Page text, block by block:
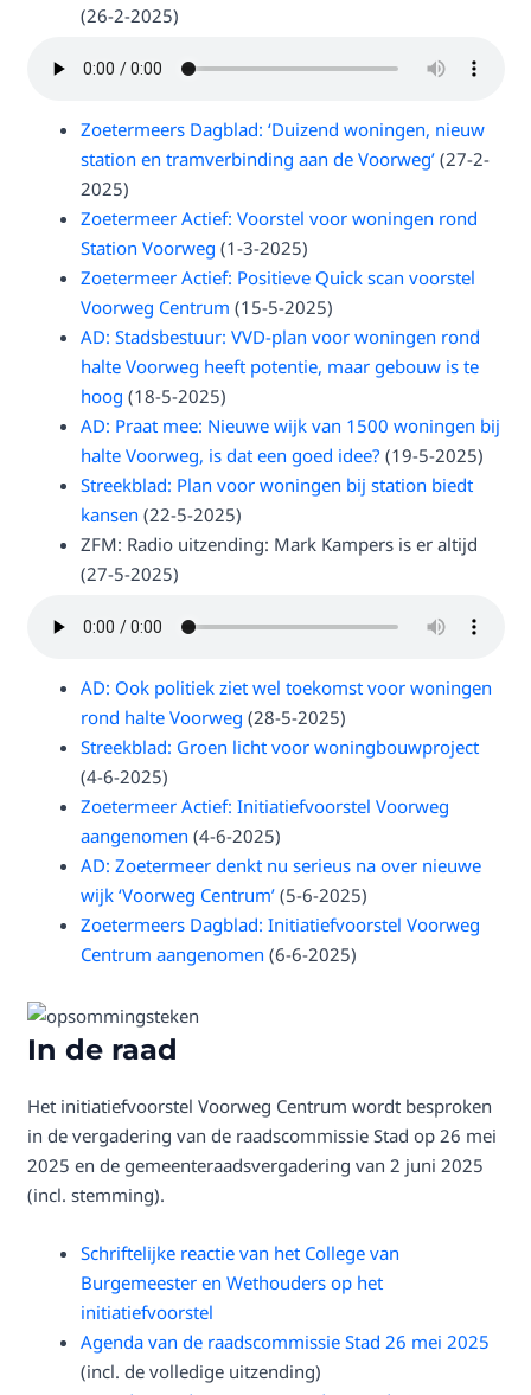
(26-2-2025)
Zoetermeers Dagblad: ‘Duizend woningen, nieuw
station en tramverbinding aan de Voorweg’ (27-2-
2025)
Zoetermeer Actief: Voorstel voor woningen rond
Station Voorweg (1-3-2025)
Zoetermeer Actief: Positieve Quick scan voorstel
Voorweg Centrum (15-5-2025)
AD: Stadsbestuur: VVD-plan voor woningen rond
halte Voorweg heeft potentie, maar gebouw is te
hoog (18-5-2025)
AD: Praat mee: Nieuwe wijk van 1500 woningen bij
halte Voorweg, is dat een goed idee? (19-5-2025)
Streekblad: Plan voor woningen bij station biedt
kansen (22-5-2025)
ZFM: Radio uitzending: Mark Kampers is er altijd
(27-5-2025)
AD: Ook politiek ziet wel toekomst voor woningen
rond halte Voorweg (28-5-2025)
Streekblad: Groen licht voor woningbouwproject
(4-6-2025)
Zoetermeer Actief: Initiatiefvoorstel Voorweg
aangenomen (4-6-2025)
AD: Zoetermeer denkt nu serieus na over nieuwe
wijk ‘Voorweg Centrum’(5-6-2025)
Zoetermeers Dagblad: Initiatiefvoorstel Voorweg
Centrum aangenomen (6-6-2025)
In de raad
Het initiatiefvoorstel Voorweg Centrum wordt besproken
in de vergadering van de raadscommissie Stad op 26 mei
2025 en de gemeenteraadsvergadering van 2 juni 2025
(incl. stemming).
Schriftelijke reactie van het College van
Burgemeester en Wethouders op het
initiatiefvoorstel
Agenda van de raadscommissie Stad 26 mei 2025
(incl. de volledige uitzending)